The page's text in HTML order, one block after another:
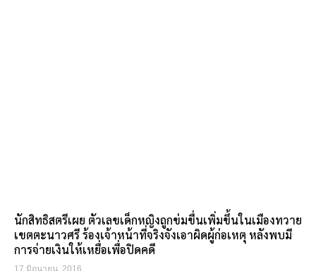
นักสิทธิสตรีเผย ตัวเลขเด็กหญิงถูกข่มขื่นเพิ่มขึ้นในเมืองทวาย
เขตตะนาวศรี ร้องเจ้าหน้าที่จริงจังเอาผิดผู้ก่อเหตุ หลังพบมี
การจ่ายเงินให้เหยื่อเพื่อปิดคดี
17 มิถุนายน, 2016